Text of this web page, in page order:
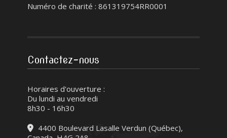
Numéro de charité : 861319754RR0001
Contactez-nous
Horaires d'ouverture :
Du lundi au vendredi
8h30 - 16h30
4400 Boulevard Lasalle Verdun (Québec),